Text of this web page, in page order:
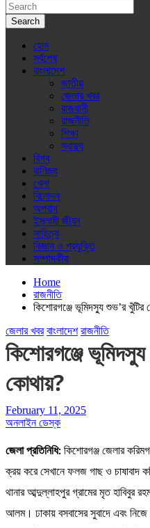
Search
হোম
সর্বশেষ
বাংলাদেশ
জাতীয়
জেলার খবর
রাজধানী
রাজনীতি
শিক্ষা
স্বাস্থ্য
বিশ্ব
বাণিজ্য
খেলা
বিনোদন
অপরাধ
ইসলামী জীবন
সাহিত্য
বিজ্ঞান ও প্রযুক্তি
সম্পাদকীয়
Home
রাজনীতি
কিশোরগঞ্জে ভূমিদস্যু শুভ’র
জেলার খবর বাংলাদেশ রাজনীতি
কিশোরগঞ্জে
কোথায়?
February 11, 2025
অনলাইন ডেস্ক
জেলা প্রতিনিধি: কিশোরগঞ্জ জেলার
ক্রয় করে সেখানে ফলজ গাছ ও চাষাবাদ
থানার আব্দুল্লাহপুর গ্রামের মৃত
আলম। ঢাকায় বসবাসের সুবাদে এবং নিজে